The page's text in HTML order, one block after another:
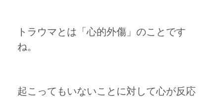
トラウマとは「心的外傷」のことです
ね。
起こってもいないことに対して心が反応